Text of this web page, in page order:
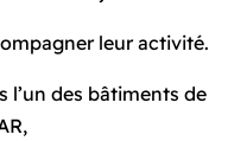
leur activité.
l’un des bâtiments de